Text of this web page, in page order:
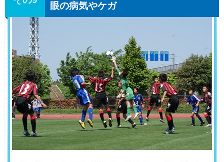
眼の病気やケガ